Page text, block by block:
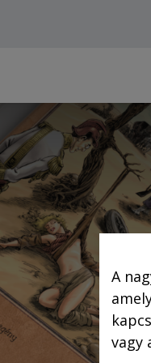
A
vagy